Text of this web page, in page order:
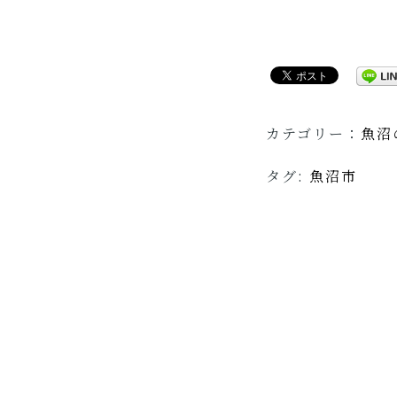
カテゴリー： 魚
タグ: 魚沼市